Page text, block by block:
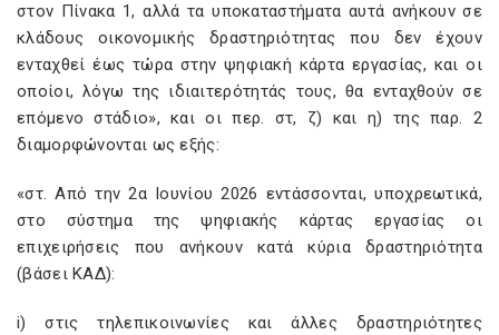
στον Πίνακα 1, αλλά τα υποκαταστήματα αυτά ανήκουν σε
κλάδους οικονομικής δραστηριότητας που δεν έχουν
ενταχθεί έως τώρα στην ψηφιακή κάρτα εργασίας, και οι
οποίοι, λόγω της ιδιαιτερότητάς τους, θα ενταχθούν σε
επόμενο στάδιο», και οι περ. στ, ζ) και η) της παρ. 2
διαμορφώνονται ως εξής:
«στ. Από την 2α Ιουνίου 2026 εντάσσονται, υποχρεωτικά,
στο σύστημα της ψηφιακής κάρτας εργασίας οι
επιχειρήσεις που ανήκουν κατά κύρια δραστηριότητα
(βάσει ΚΑΔ):
i) στις τηλεπικοινωνίες και άλλες δραστηριότητες